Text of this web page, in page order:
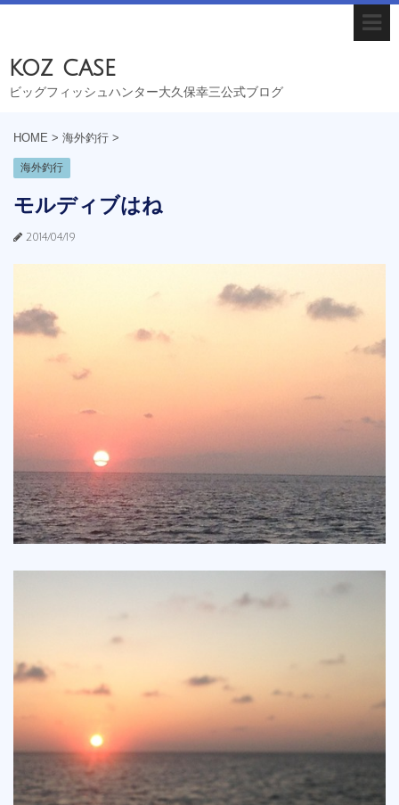
koz case
ビッグフィッシュハンター大久保幸三公式ブログ
HOME > 海外釣行 >
海外釣行
モルディブはね
2014/04/19